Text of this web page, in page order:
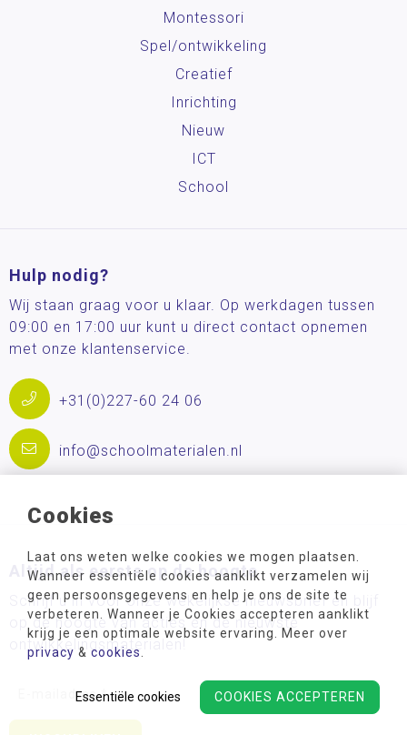
Cookies
Laat ons weten welke cookies we mogen plaatsen.
Wanneer essentiële cookies aanklikt verzamelen wij
geen persoonsgegevens en help je ons de site te
verbeteren. Wanneer je Cookies accepteren aanklikt
krijg je een optimale website ervaring. Meer over
privacy & cookies
COOKIES ACCEPTEREN
Essentiële cookies
Montessori
Spel/ontwikkeling
Creatief
Inrichting
Nieuw
ICT
School
Hulp nodig?
Wij staan graag voor u klaar. Op werkdagen tussen
09:00 en 17:00 uur kunt u direct contact opnemen
met onze klantenservice.
+31(0)227-60 24 06
info@schoolmaterialen.nl
Altijd als eerste op de hoogte
Schrijf u in voor onze wekelijkse nieuwsbrief en blijf
op de hoogte van acties en de nieuwste
ontwikkelingsmaterialen!